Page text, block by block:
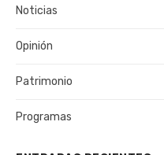
Noticias
Opinión
Patrimonio
Programas